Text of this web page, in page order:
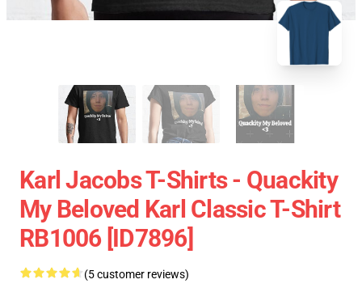
Karl Jacobs T-Shirts - Quackity
My Beloved Karl Classic T-Shirt
RB1006 [ID7896]
(5 customer reviews)